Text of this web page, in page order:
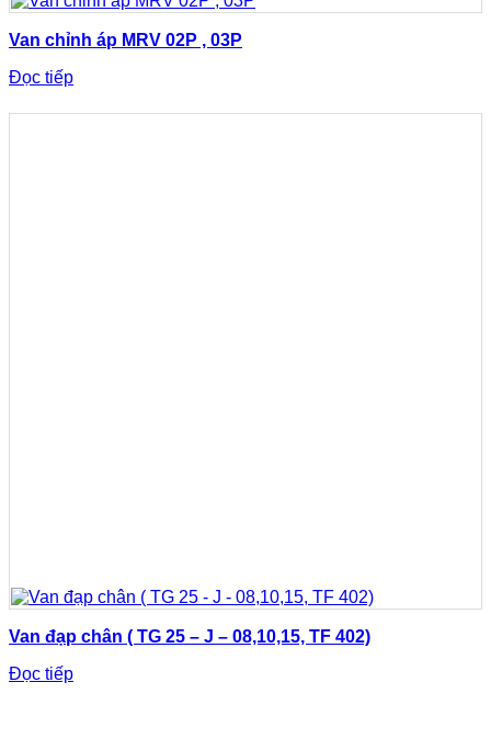
Van chỉnh áp MRV 02P , 03P
Đọc tiếp
Van đạp chân ( TG 25 – J – 08,10,15, TF 402)
Đọc tiếp